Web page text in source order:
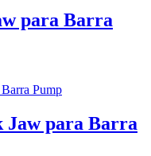
para Barra
Jaw para Barra